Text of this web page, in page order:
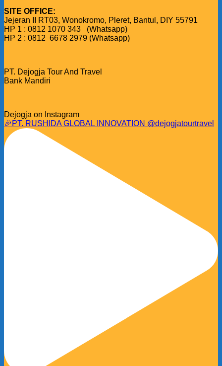
SITE OFFICE:
Jejeran II RT03, Wonokromo, Pleret, Bantul, DIY 55791
HP 1 : 0812 1070 343 (Whatsapp)
HP 2 : 0812 6678 2979 (Whatsapp)
PT. Dejogja Tour And Travel
Bank Mandiri
Dejogja on Instagram
🎉PT. RUSHIDA GLOBAL INNOVATION @dejogjatourtravel